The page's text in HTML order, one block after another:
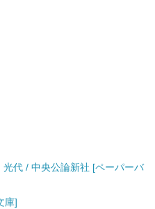
代 / 中央公論新社 [ペーパーバ
庫]